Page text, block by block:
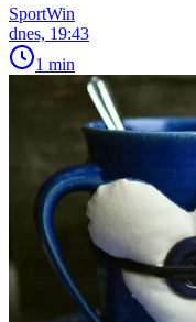
SportWin
dnes, 19:43
1 min